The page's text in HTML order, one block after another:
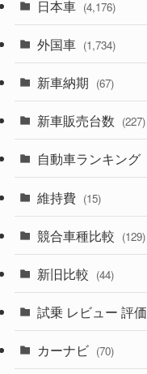
日本車 (4,176)
(1,322)
(330)
(526)
(357)
(328)
(194)
(230)
(253)
外国車 (1,734)
(242)
(85)
(84)
(14)
(222)
(50)
(58)
新車納期 (67)
(28)
(8)
(3)
(3)
(5)
(1)
新車販売台数 (227)
自動車ランキング
維持費 (15)
競合車種比較 (129)
新旧比較 (44)
試乗 レビュー 評価
カーナビ (70)